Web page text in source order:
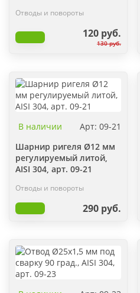
Отводы и повороты
120 руб.
130 руб.
В наличии
Арт: 09-21
Шарнир ригеля Ø12 мм
регулируемый литой,
AISI 304, арт. 09-21
Отводы и повороты
290 руб.